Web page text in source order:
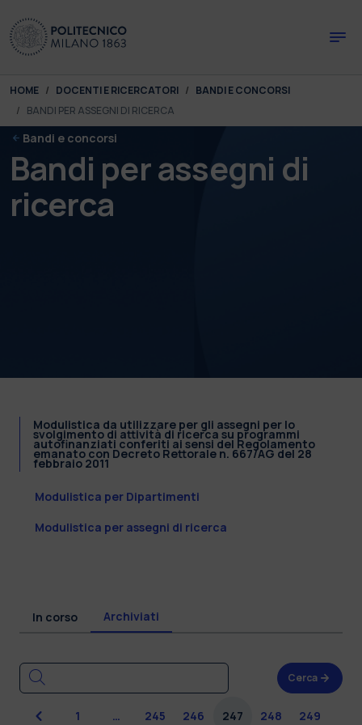
You are here:
HOME DOCENTI E RICERCATORI
BANDI E CONCORSI
BANDI PER ASSEGNI DI RICERCA
Bandi e concorsi
Bandi per assegni di
ricerca
Modulistica da utilizzare per gli assegni per lo
svolgimento di attività di ricerca su programmi
autofinanziati conferiti ai sensi del Regolamento
emanato con Decreto Rettorale n. 667/AG del 28
febbraio 2011
Modulistica per Dipartimenti
Modulistica per assegni di ricerca
In corso Archiviati
Cerca
Precedente
1 … 245 246 247 248 249